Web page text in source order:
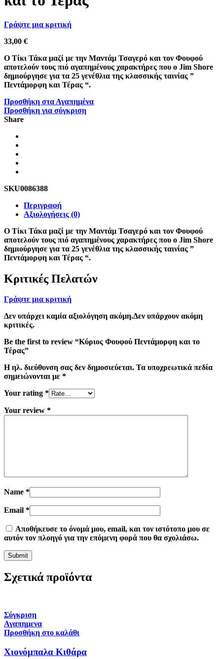
Γράψτε μια κριτική
33,00 €
Ο Τίκι Τάκα μαζί με την Μαντάμ Τσαγερό και τον Φουφού
αποτελούν τους πιό αγαπημένους χαρακτήρες που ο Jim Shore
δημιούργησε για τα 25 γενέθλια της κλασσικής ταινίας ”
Πεντάμορφη και Τέρας “.
Προσθήκη στα Αγαπημένα
Προσθήκη για σύγκριση
Share
SKU0086388
Περιγραφή
Αξιολογήσεις (0)
Ο Τίκι Τάκα μαζί με την Μαντάμ Τσαγερό και τον Φουφού
αποτελούν τους πιό αγαπημένους χαρακτήρες που ο Jim Shore
δημιούργησε για τα 25 γενέθλια της κλασσικής ταινίας ”
Πεντάμορφη και Τέρας “.
Κριτικές Πελατών
Γράψτε μια κριτική
Δεν υπάρχει καμία αξιολόγηση ακόμη.Δεν υπάρχουν ακόμη
κριτικές.
Be the first to review “Κύριος Φουφού Πεντάμορφη και το
Τέρας”
Η ηλ. διεύθυνση σας δεν δημοσιεύεται. Τα υποχρεωτικά πεδία
σημειώνονται με *
Your rating *
Your review *
Name *
Email *
Αποθήκευσε το όνομά μου, email, και τον ιστότοπο μου σε
αυτόν τον πλοηγό για την επόμενη φορά που θα σχολιάσω.
Σχετικά προϊόντα
Σύγκριση
Αγαπημενα
Προσθήκη στο καλάθι
Χιονόμπαλα Κιθάρα